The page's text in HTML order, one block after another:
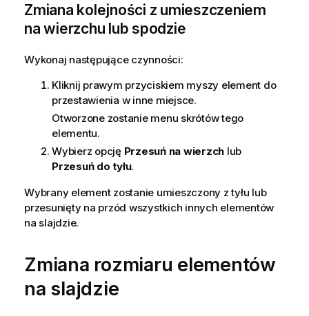
Zmiana kolejności z umieszczeniem
na wierzchu lub spodzie
Wykonaj następujące czynności:
Kliknij prawym przyciskiem myszy element do
przestawienia w inne miejsce.
Otworzone zostanie menu skrótów tego
elementu.
Wybierz opcję Przesuń na wierzch lub
Przesuń do tyłu.
Wybrany element zostanie umieszczony z tyłu lub
przesunięty na przód wszystkich innych elementów
na slajdzie.
Zmiana rozmiaru elementów
na slajdzie